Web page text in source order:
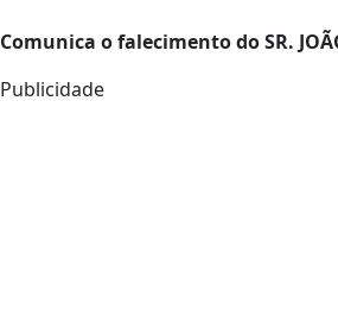
Comunica o falecimento do SR.
Publicidade